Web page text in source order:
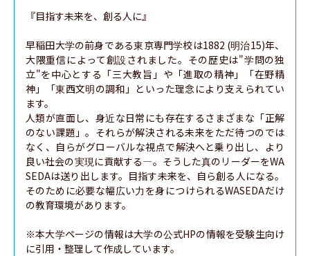
『目指す未来を、創る人に』
早稲田大学の前身である東京専門学校は1882 (明治15)年、
大隈重信によって創設されました。その歴史は"学問の独
立"を中心とする「三大教旨」や「進取の精神」「在野精
神」「東西文明の調和」といった理念により支えられてい
ます。
人類が直面し、身近な日常にも存在するさまざまな「正解
のない課題」。それらが解決される未来をただ待つのでは
なく、自らがグローバルな視点で解決へと乗り出し、より
良い社会の実現に貢献する―。そうした真のリーダーをWA
SEDAは送り出します。目指す未来を、自ら創る人になる。
そのために必要な幅広い力を身につけられるWASEDAだけ
の教育環境があります。
※本大学ページの情報は大学の公式HPの情報を受験生向け
に引用・整理して作成しています。